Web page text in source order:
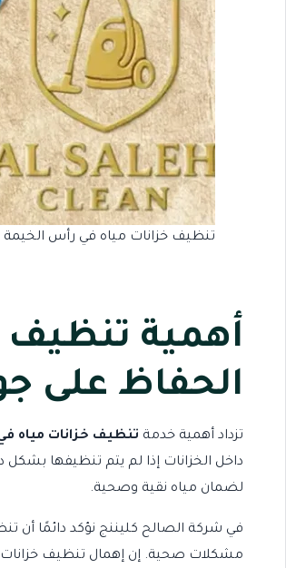
تنظيف خزانات مياه في رأس الخيمة
أهمية تنظيف
الحفاظ على
تزداد أهمية خدمة تنظيف خزانات مياه
داخل الخزانات إذا لم يتم تنظيفها
لضمان مياه نقية وصحية.
في شركة الصالح كليننج نؤكد دائمًا أن
مشكلات صحية. إن إهمال تنظيف